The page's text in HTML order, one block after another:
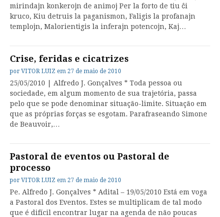
mirindajn konkerojn de animoj Per la forto de tiu ĉi
kruco, Kiu detruis la paganismon, Faligis la profanajn
templojn, Malorientigis la inferajn potencojn, Kaj…
Crise, feridas e cicatrizes
por VITOR LUIZ em 27 de maio de 2010
25/05/2010 | Alfredo J. Gonçalves * Toda pessoa ou
sociedade, em algum momento de sua trajetória, passa
pelo que se pode denominar situação-limite. Situação em
que as próprias forças se esgotam. Parafraseando Simone
de Beauvoir,…
Pastoral de eventos ou Pastoral de
processo
por VITOR LUIZ em 27 de maio de 2010
Pe. Alfredo J. Gonçalves * Adital – 19/05/2010 Está em voga
a Pastoral dos Eventos. Estes se multiplicam de tal modo
que é difícil encontrar lugar na agenda de não poucas